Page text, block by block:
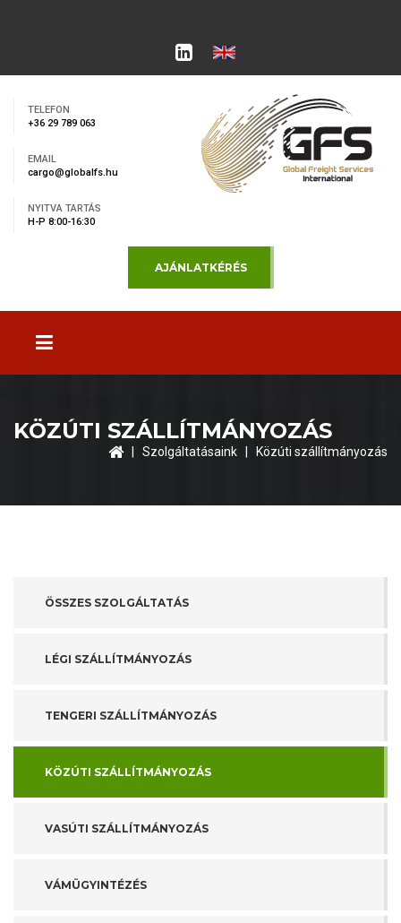
TELEFON
+36 29 789 063
EMAIL
cargo@globalfs.hu
NYITVA TARTÁS
H-P 8:00-16:30
AJÁNLATKÉRÉS
KÖZÚTI SZÁLLÍTMÁNYOZÁS
Szolgáltatásaink | Közúti szállítmányozás
ÖSSZES SZOLGÁLTATÁS
LÉGI SZÁLLÍTMÁNYOZÁS
TENGERI SZÁLLÍTMÁNYOZÁS
KÖZÚTI SZÁLLÍTMÁNYOZÁS
VASÚTI SZÁLLÍTMÁNYOZÁS
VÁMÜGYINTÉZÉS